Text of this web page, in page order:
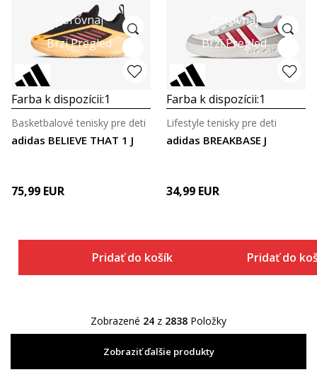
Porovnaj
Brzi Pregled
Farba k dispozícii:1
adidas BELIEVE THAT 1 J
Basketbalové tenisky pre deti
75,99 EUR
Pridať do košíka
Porovnaj
Brzi Pregled
Farba k dispozícii:1
adidas BREAKBASE J
Lifestyle tenisky pre deti
34,99 EUR
Pridať do
Zobrazené 24 z 2838 Položky
Zobraziť ďalšie produkty